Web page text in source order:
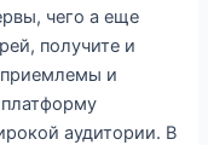
чего а еще
получите и
приемлемы и
аудитории. В